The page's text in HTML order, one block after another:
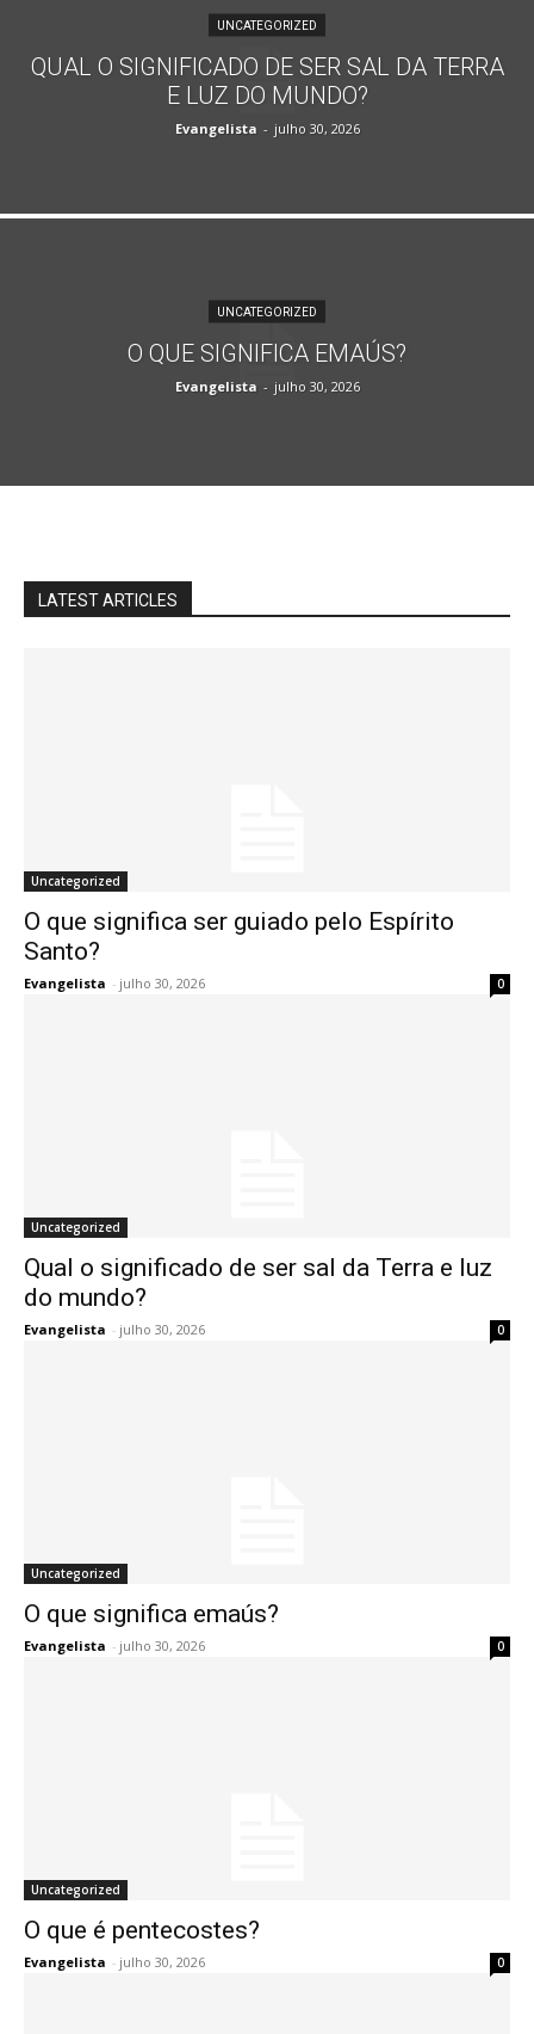
UNCATEGORIZED
QUAL O SIGNIFICADO DE SER SAL DA TERRA
E LUZ DO MUNDO?
Evangelista - julho 30, 2026
UNCATEGORIZED
O QUE SIGNIFICA EMAÚS?
Evangelista - julho 30, 2026
LATEST ARTICLES
Uncategorized
O que significa ser guiado pelo Espírito
Santo?
Evangelista - julho 30, 2026 0
Uncategorized
Qual o significado de ser sal da Terra e luz
do mundo?
Evangelista - julho 30, 2026 0
Uncategorized
O que significa emaús?
Evangelista - julho 30, 2026 0
Uncategorized
O que é pentecostes?
Evangelista - julho 30, 2026 0